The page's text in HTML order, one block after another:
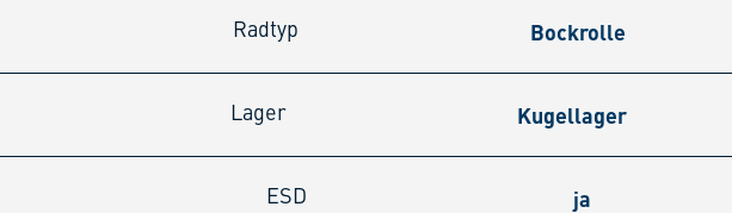
Radtyp Bockrolle
Lager Kugellager
ESD ja